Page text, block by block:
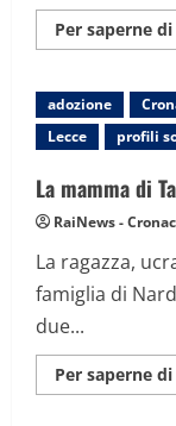
Per saperne
adozione
Lecce
profili
La mamma di
RaiNews -
La ragazza,
famiglia di
due...
Per saperne